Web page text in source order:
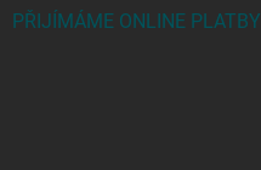
PŘIJÍMÁME ONLINE PLATBY